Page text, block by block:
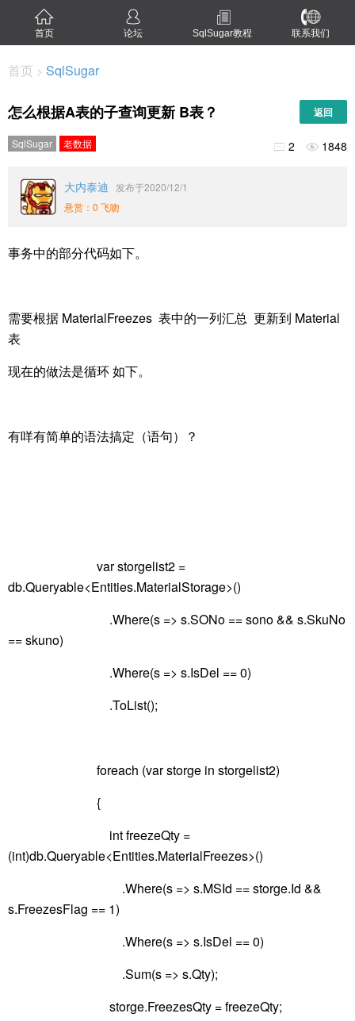
首页 论坛 SqlSugar教程 联系我们
首页 > SqlSugar
怎么根据A表的子查询更新 B表？ 返回
SqlSugar 老数据  2  1848
大内泰迪
发布于2020/12/1
悬赏：0 飞吻
事务中的部分代码如下。
需要根据 MaterialFreezes 表中的一列汇总 更新到 Material
表
现在的做法是循环 如下。
有咩有简单的语法搞定（语句）？
var storgelist2 =
db.Queryable<Entities.MaterialStorage>()
.Where(s => s.SONo == sono && s.SkuNo
== skuno)
.Where(s => s.IsDel == 0)
.ToList();
foreach (var storge in storgelist2)
{
int freezeQty =
(int)db.Queryable<Entities.MaterialFreezes>()
.Where(s => s.MSId == storge.Id &&
s.FreezesFlag == 1)
.Where(s => s.IsDel == 0)
.Sum(s => s.Qty);
storge.FreezesQty = freezeQty;